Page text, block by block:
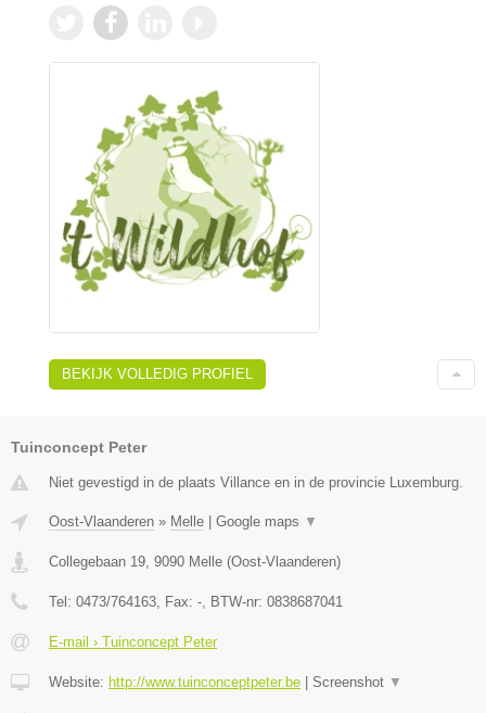
BEKIJK VOLLEDIG PROFIEL
Tuinconcept Peter
Niet gevestigd in de plaats Villance en in de provincie Luxemburg.
Oost-Vlaanderen » Melle Google maps ▼
Collegebaan 19, 9090 Melle (Oost-Vlaanderen)
Tel: 0473/764163, Fax: -, BTW-nr: 0838687041
E-mail › Tuinconcept Peter
Website: http://www.tuinconceptpeter.be Screenshot ▼